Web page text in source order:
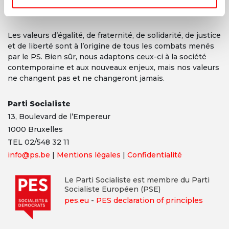
Les valeurs d’égalité, de fraternité, de solidarité, de justice
et de liberté sont à l’origine de tous les combats menés
par le PS. Bien sûr, nous adaptons ceux-ci à la société
contemporaine et aux nouveaux enjeux, mais nos valeurs
ne changent pas et ne changeront jamais.
Parti Socialiste
13, Boulevard de l’Empereur
1000 Bruxelles
TEL 02/548 32 11
info@ps.be | Mentions légales | Confidentialité
Le Parti Socialiste est membre du Parti
Socialiste Européen (PSE)
pes.eu - PES declaration of principles